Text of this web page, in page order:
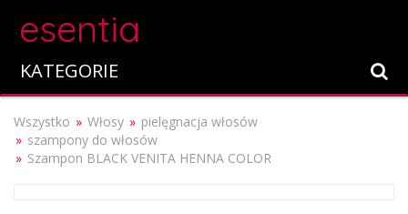
esentia
KATEGORIE
Wszystko Włosy
pielęgnacja włosów
szampony do włosów
Szampon BLACK VENITA HENNA COLOR